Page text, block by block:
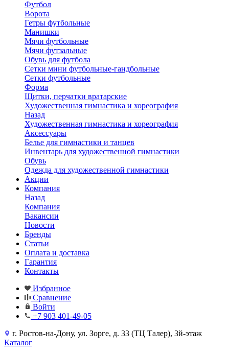
Футбол
Ворота
Гетры футбольные
Манишки
Мячи футбольные
Мячи футзальные
Обувь для футбола
Сетки мини футбольные-гандбольные
Сетки футбольные
Форма
Щитки, перчатки вратарские
Художественная гимнастика и хореография
Назад
Художественная гимнастика и хореография
Аксессуары
Белье для гимнастики и танцев
Инвентарь для художественной гимнастики
Обувь
Одежда для художественной гимнастики
Акции
Компания
Назад
Компания
Вакансии
Новости
Бренды
Статьи
Оплата и доставка
Гарантия
Контакты
Избранное
Сравнение
Войти
+7 903 401-49-05
г. Ростов-на-Дону, ул. Зорге, д. 33 (ТЦ Талер), 3й-этаж
Каталог